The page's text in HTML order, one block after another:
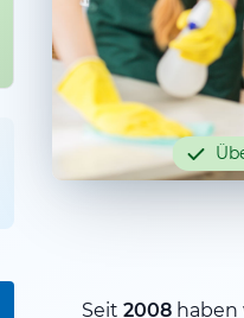
Seit 2008haben